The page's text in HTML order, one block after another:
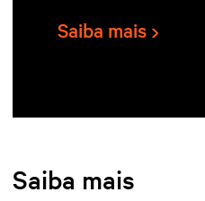
Saiba mais
Saiba mais